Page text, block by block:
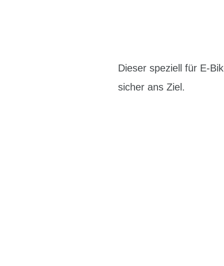
Dieser speziell für E-
sicher ans Ziel.